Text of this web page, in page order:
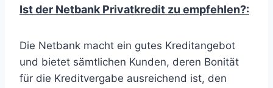
Ist der Netbank Privatkredit zu empfehlen?:
Die Netbank macht ein gutes Kreditangebot
und bietet sämtlichen Kunden, deren Bonität
für die Kreditvergabe ausreichend ist, den